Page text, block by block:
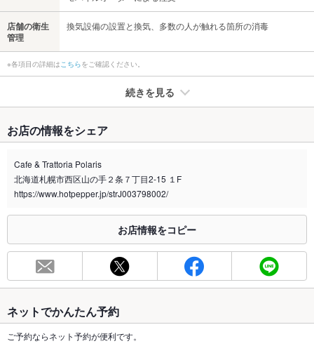
店舗の衛生
管理
換気設備の設置と換気、多数の人が触れる箇所の消毒
※各項目の詳細はこちらをご確認ください。
続きを見る
禁煙・喫煙 全席禁煙
喫煙専用室 なし
※2020年4月1日～受動喫煙対策に関する法律が施行されています。正しい情報はお店へお問い
総席数 54席(貸切時は60席までご用意可能です。)
最大宴会収
100人
個室 なし
お店の情報をシェア
Cafe & Trattoria Polaris
北海道札幌市西区山の手２条７丁目2‐15 １F
https://www.hotpepper.jp/strJ003798002/
お店情報をコピー
ネットでかんたん予約
ご予約ならネット予約が便利です。